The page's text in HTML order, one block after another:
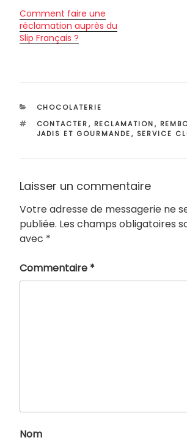
Comment faire une
réclamation auprès du
Slip Français ?
CATÉGORIES
CHOCOLATERIE
ÉTIQUETTES
CONTACTER, RECLAMATION,
JADIS ET GOURMANDE, SERVICE
Laisser un commentaire
Votre adresse de messagerie ne
publiée. Les champs obligatoires
avec *
Commentaire *
Nom